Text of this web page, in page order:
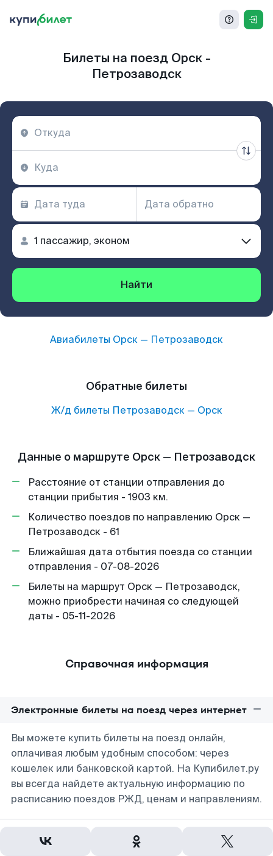
Билеты на поезд Орск -
Петрозаводск
Найти
Авиабилеты Орск — Петрозаводск
Обратные билеты
Ж/д билеты Петрозаводск— Орск
Данные о маршруте Орск — Петрозаводск
Расстояние от станции отправления до
станции прибытия - 1903 км.
Количество поездов по направлению Орск —
Петрозаводск - 61
Ближайшая дата отбытия поезда со станции
отправления - 07-08-2026
Билеты на маршрут Орск — Петрозаводск,
можно приобрести начиная со следующей
даты - 05-11-2026
Справочная информация
Электронные билеты на поезд через интернет
Вы можете купить билеты на поезд онлайн,
оплачивая любым удобным способом: через
кошелек или банковской картой. На Купибилет.ру
вы всегда найдете актуальную информацию по
расписанию поездов РЖД, ценам и направлениям.